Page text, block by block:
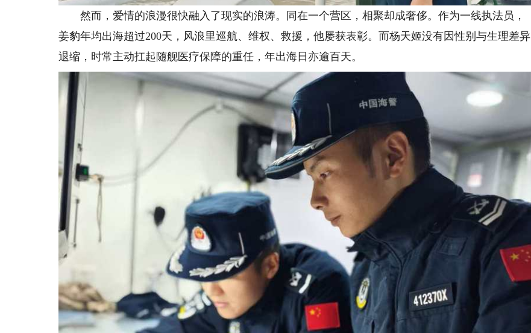
然而，爱情的浪漫很快融入了现实的浪涛。同在一个营区，相聚却成奢侈。作为一线执法员，
姜豹年均出海超过200天，风浪里巡航、维权、救援，他屡获表彰。而杨天姬没有因性别与生理差异
退缩，时常主动扛起随舰医疗保障的重任，年出海日亦逾百天。